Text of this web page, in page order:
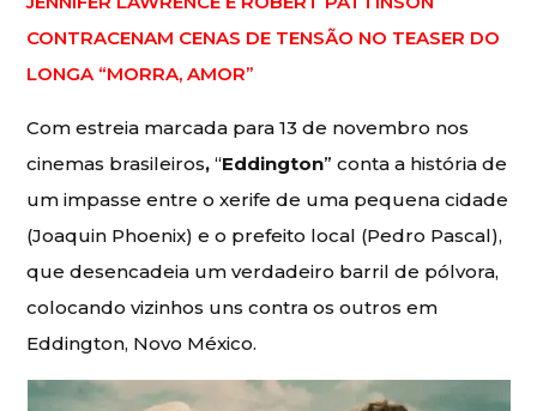
CONTRACENAM CENAS DE TENSÃO NO TEASER DO
LONGA “MORRA, AMOR”
Com estreia marcada para 13 de novembro nos
cinemas brasileiros, “Eddington” conta a história de
um impasse entre o xerife de uma pequena cidade
(Joaquin Phoenix) e o prefeito local (Pedro Pascal),
que desencadeia um verdadeiro barril de pólvora,
colocando vizinhos uns contra os outros em
Eddington, Novo México.